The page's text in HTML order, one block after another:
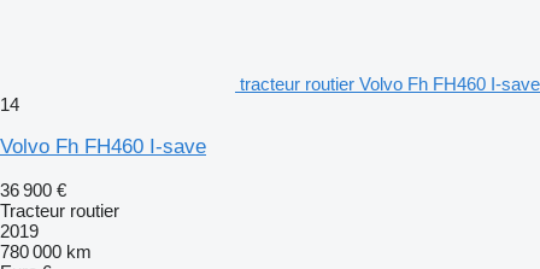
tracteur routier Volvo Fh FH460 I-save
14
Volvo Fh FH460 I-save
36 900 €
Tracteur routier
2019
780 000 km